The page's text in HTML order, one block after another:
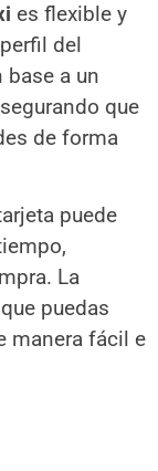
es flexible y
del
a un
que
de forma
puede
La
puedas
manera fácil e